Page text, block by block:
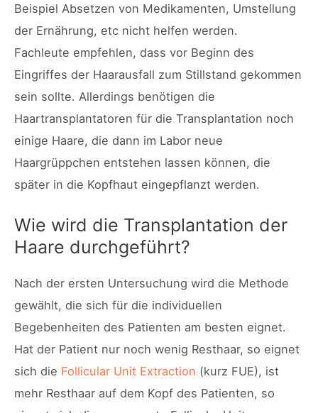
Beispiel Absetzen von Medikamenten, Umstellung
der Ernährung, etc nicht helfen werden.
Fachleute empfehlen, dass vor Beginn des
Eingriffes der Haarausfall zum Stillstand gekommen
sein sollte. Allerdings benötigen die
Haartransplantatoren für die Transplantation noch
einige Haare, die dann im Labor neue
Haargrüppchen entstehen lassen können, die
später in die Kopfhaut eingepflanzt werden.
Wie wird die Transplantation der
Haare durchgeführt?
Nach der ersten Untersuchung wird die Methode
gewählt, die sich für die individuellen
Begebenheiten des Patienten am besten eignet.
Hat der Patient nur noch wenig Resthaar, so eignet
sich die Follicular Unit Extraction (kurz FUE), ist
mehr Resthaar auf dem Kopf des Patienten, so